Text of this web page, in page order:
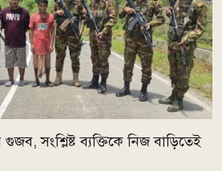
সংশ্লিষ্ট ব্যক্তিকে নিজ বাড়িতেই